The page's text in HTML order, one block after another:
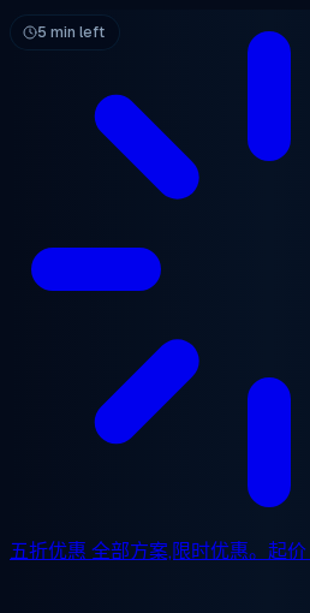
跳至主要内容
五折优惠 全部方案,限时优惠。起价
5 min left